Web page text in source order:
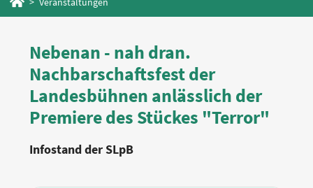
Nebenan - nah dran.
Nachbarschaftsfest der
Landesbühnen anlässlich der
Premiere des Stückes "Terror"
Infostand der SLpB